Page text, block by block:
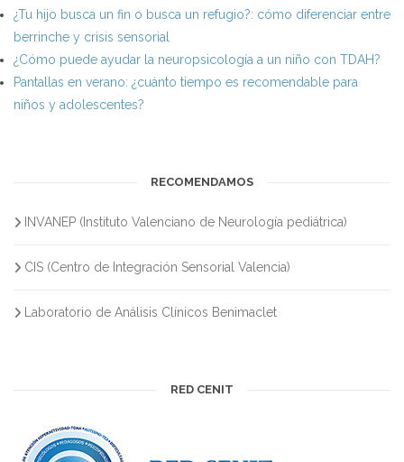
¿Tu hijo busca un fin o busca un refugio?: cómo diferenciar entre
berrinche y crisis sensorial
¿Cómo puede ayudar la neuropsicología a un niño con TDAH?
Pantallas en verano: ¿cuánto tiempo es recomendable para
niños y adolescentes?
RECOMENDAMOS
INVANEP (Instituto Valenciano de Neurología pediátrica)
CIS (Centro de Integración Sensorial Valencia)
Laboratorio de Análisis Clínicos Benimaclet
RED CENIT